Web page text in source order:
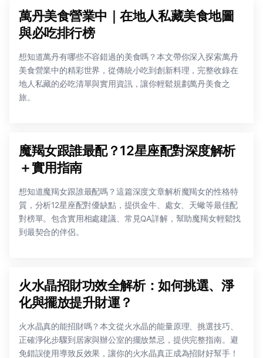
萬丹美食營業中｜在地人私藏美食地圖
與必吃排行榜
想知道萬丹有哪些不容錯過的美食嗎？本文帶你深入探索萬丹
美食營業中的精彩世界，從傳統小吃到創新料理，完整收錄在
地人私藏的必吃清單與實用資訊，讓你輕鬆規劃萬丹美食之
旅。
魔羯女跟誰最配？12星座配對深度解析
＋實用指南
想知道魔羯女跟誰最配嗎？這篇深度文章解析魔羯女的性格特
質，分析12星座配對優缺點，提供金牛、處女、天蠍等最佳配
對榜單。包含實用相處建議、常見QA詳解，幫助魔羯女輕鬆找
到最契合的伴侶。
火水晶招財功效全解析：如何挑選、淨
化與擺放提升財運？
火水晶真的能招財嗎？本文從火水晶的能量原理、挑選技巧、
正確淨化步驟到居家與辦公室的擺放禁忌，提供完整指南。避
免錯誤使用導致反效果，讓你的火水晶真正成為招財好幫手！